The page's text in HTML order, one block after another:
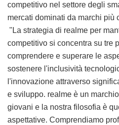
competitivo nel settore degli
mercati dominati da marchi più
"La strategia di realme per
competitivo si concentra su tre
comprendere e superare le
sostenere l'inclusività
l'innovazione attraverso
e sviluppo. realme è un
giovani e la nostra filosofia è
aspettative. Comprendiamo